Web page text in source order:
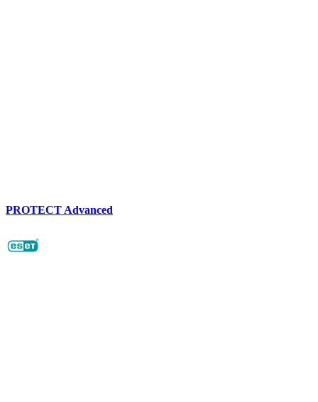
PROTECT Advanced